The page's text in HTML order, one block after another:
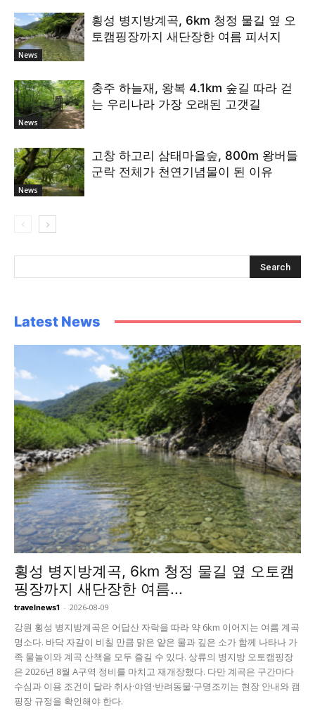
News
횡성 병지방계곡, 6km 청정 물길 옆 오
토캠핑장까지 새단장한 여름 피서지
News
충주 하늘재, 왕복 4.1km 숲길 따라 걷
는 우리나라 가장 오래된 고갯길
News
고창 하고리 삼태마을숲, 800m 왕버들
군락 전체가 천연기념물이 된 이유
Latest News
횡성 병지방계곡, 6km 청정 물길 옆 오토캠
핑장까지 새단장한 여름...
travelnews1 - 2026-08-09
강원 횡성 병지방계곡은 어답산 자락을 따라 약 6km 이어지는 여름 계곡
명소다. 바닥 자갈이 비칠 만큼 맑은 얕은 물과 깊은 소가 함께 나타나 가
족 물놀이와 계곡 산책을 모두 즐길 수 있다. 상류의 병지방 오토캠핑장
은 2026년 8월 A구역 정비를 마치고 재개장했다. 다만 계곡은 구간마다
수심과 이용 조건이 달라 취사·야영·반려동물·구명조끼는 현장 안내와 캠
핑장 규정을 확인해야 한다.